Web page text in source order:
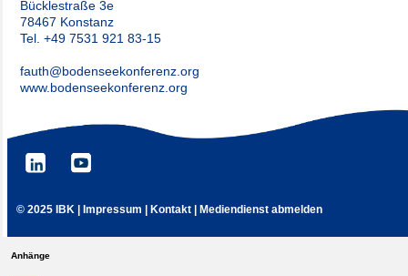
Bücklestraße 3e
78467 Konstanz
Tel. +49 7531 921 83-15
fauth@bodenseekonferenz.org
www.bodenseekonferenz.org
© 2025 IBK Impressum Kontakt Mediendienst abmelden
Anhänge